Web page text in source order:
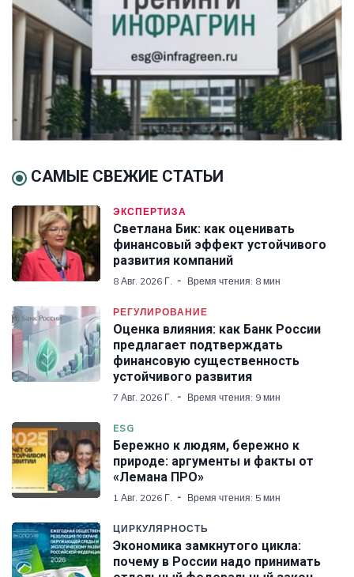
САМЫЕ СВЕЖИЕ СТАТЬИ
ЭКСПЕРТИЗА
Светлана Бик: как оценивать
финансовый эффект устойчивого
развития компаний
8 Авг. 2026 Г. Время чтения: 8 мин
РЕГУЛИРОВАНИЕ
Оценка влияния: как Банк России
предлагает подтверждать
финансовую существенность
устойчивого развития
7 Авг. 2026 Г. Время чтения: 9 мин
ESG
Бережно к людям, бережно к
природе: аргументы и факты от
«Лемана ПРО»
1 Авг. 2026 Г. Время чтения: 5 мин
ЦИРКУЛЯРНОСТЬ
Экономика замкнутого цикла:
почему в России надо принимать